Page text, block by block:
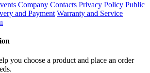
Company Contacts Privacy Policy Public
and Payment Warranty and Service
you choose a product and place an order